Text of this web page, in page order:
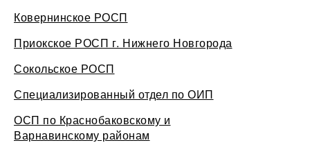
Ковернинское РОСП
Приокское РОСП г. Нижнего Новгорода
Сокольское РОСП
Специализированный отдел по ОИП
ОСП по Краснобаковскому и
Варнавинскому районам